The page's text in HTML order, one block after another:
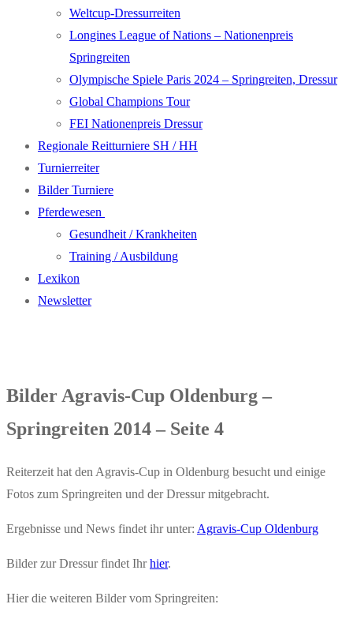
Weltcup-Dressurreiten
Longines League of Nations – Nationenpreis
Springreiten
Olympische Spiele Paris 2024 – Springreiten, Dressur
Global Champions Tour
FEI Nationenpreis Dressur
Regionale Reitturniere SH / HH
Turnierreiter
Bilder Turniere
Pferdewesen
Gesundheit / Krankheiten
Training / Ausbildung
Lexikon
Newsletter
Bilder Agravis-Cup Oldenburg –
Springreiten 2014 – Seite 4
Reiterzeit hat den Agravis-Cup in Oldenburg besucht und einige
Fotos zum Springreiten und der Dressur mitgebracht.
Ergebnisse und News findet ihr unter: Agravis-Cup Oldenburg
Bilder zur Dressur findet Ihrhier.
Hier die weiteren Bilder vom Springreiten: